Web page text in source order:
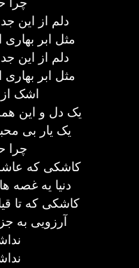
دلم از این
مثل ابر
دلم از این
مثل ابر
اشک از
یک دل و این
یک یار بی
چرا
کاشکی که
دنیا یه غصه
کاشکی که تا
آرزویی به